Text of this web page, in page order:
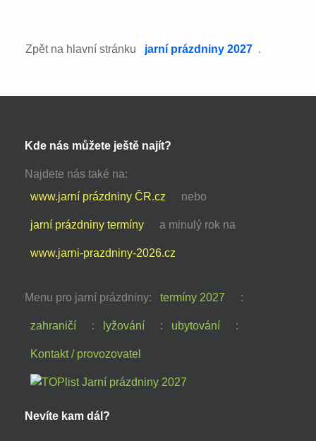
Zpět na hlavní stránku jarní prázdniny 2027 .
Kde nás můžete ještě najít?
Najdete nás také na:
www.jarní prázdniny ČR.cz
nebo
jarní prázdniny termíny a minulý rok na
www.jarni-prazdniny-2026.cz
Menu pro jarní prázdniny: termíny 2027 :
zahraničí : lyžování : ubytování :
Kontakt / provozovatel
Nevíte kam dál?